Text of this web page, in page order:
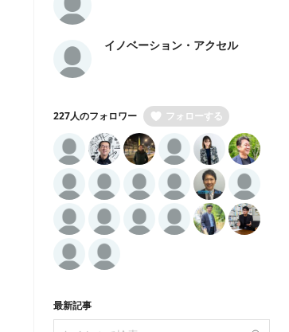
イノベーション・アクセル
227人のフォロワー フォローする
最新記事